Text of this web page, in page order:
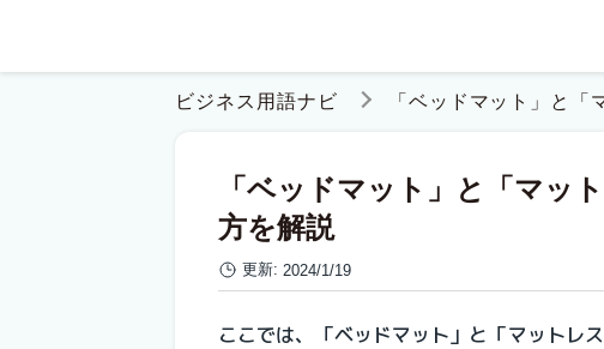
ビジネス用語ナビ 「ベッドマット」と
「ベッドマット」と「マッ
方を解説
更新: 2024/1/19
ここでは、「ベッドマット」と「マットレ